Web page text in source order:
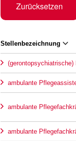
Zurücksetzen
Stellenbezeichnung
ambulante
ambulante
ambulante